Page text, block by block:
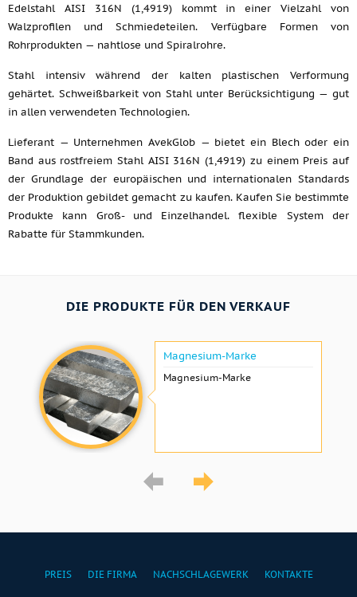
Edelstahl AISI 316N (1,4919) kommt in einer Vielzahl von
Walzprofilen und Schmiedeteilen. Verfügbare Formen von
Rohrprodukten — nahtlose und Spiralrohre.
Stahl intensiv während der kalten plastischen Verformung
gehärtet. Schweißbarkeit von Stahl unter Berücksichtigung — gut
in allen verwendeten Technologien.
Lieferant — Unternehmen AvekGlob — bietet ein Blech oder ein
Band aus rostfreiem Stahl AISI 316N (1,4919) zu einem Preis auf
der Grundlage der europäischen und internationalen Standards
der Produktion gebildet gemacht zu kaufen. Kaufen Sie bestimmte
Produkte kann Groß- und Einzelhandel. flexible System der
Rabatte für Stammkunden.
DIE PRODUKTE FÜR DEN VERKAUF
Magnesium-Marke
Magnesium-Marke
PREIS DIE FIRMA NACHSCHLAGEWERK KONTAKTE